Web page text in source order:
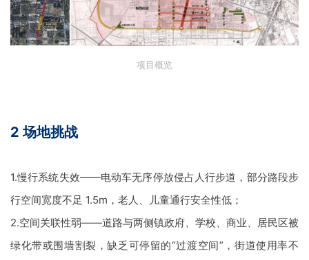
项目概览
2场地挑战
1.慢行系统失效——电动车无序停放侵占人行步道，部分路段步
行空间宽度不足 1.5m ，老人、儿童通行安全性低；
2.空间关联性弱——道路与两侧镇政府、学校、商业、居民区被
绿化带或围墙割裂，缺乏可停留的“过渡空间”，街道使用率不